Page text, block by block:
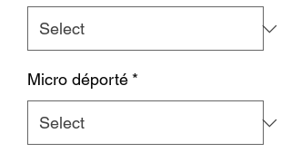
Micro déporté *